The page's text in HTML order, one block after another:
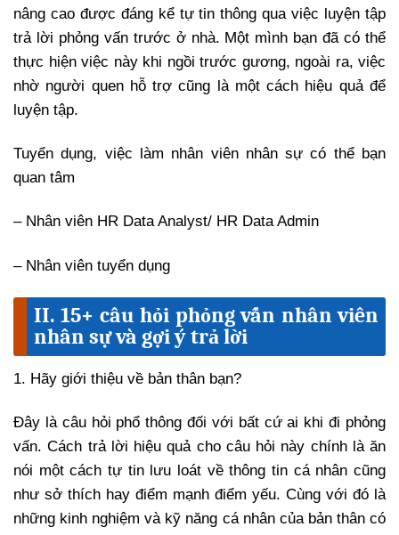
nâng cao được đáng kể tự tin thông qua việc luyện tập
trả lời phỏng vấn trước ở nhà. Một mình bạn đã có thể
thực hiện việc này khi ngồi trước gương, ngoài ra, việc
nhờ người quen hỗ trợ cũng là một cách hiệu quả để
luyện tập.
Tuyển dụng, việc làm nhân viên nhân sự có thể bạn
quan tâm
– Nhân viên HR Data Analyst/ HR Data Admin
– Nhân viên tuyển dụng
II. 15+ câu hỏi phỏng vấn nhân viên
nhân sự và gợi ý trả lời
1. Hãy giới thiệu về bản thân bạn?
Đây là câu hỏi phổ thông đối với bất cứ ai khi đi phỏng
vấn. Cách trả lời hiệu quả cho câu hỏi này chính là ăn
nói một cách tự tin lưu loát về thông tin cá nhân cũng
như sở thích hay điểm mạnh điểm yếu. Cùng với đó là
những kinh nghiệm và kỹ năng cá nhân của bản thân có